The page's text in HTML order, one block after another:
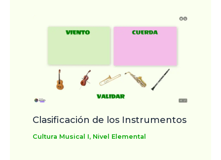
Clasificación de los Instrumentos
Cultura Musical I, Nivel Elemental